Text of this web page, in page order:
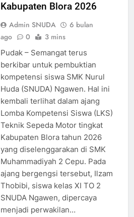
Kabupaten Blora 2026
Admin SNUDA
6 bulan
ago
0 3 mins
Pudak – Semangat terus
berkibar untuk pembuktian
kompetensi siswa SMK Nurul
Huda (SNUDA) Ngawen. Hal ini
kembali terlihat dalam ajang
Lomba Kompetensi Siswa (LKS)
Teknik Sepeda Motor tingkat
Kabupaten Blora tahun 2026
yang diselenggarakan di SMK
Muhammadiyah 2 Cepu. Pada
ajang bergengsi tersebut, Ilzam
Thobibi, siswa kelas XI TO 2
SNUDA Ngawen, dipercaya
menjadi perwakilan…